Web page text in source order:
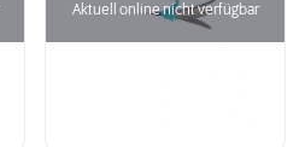
Aktuell online nicht verfügbar